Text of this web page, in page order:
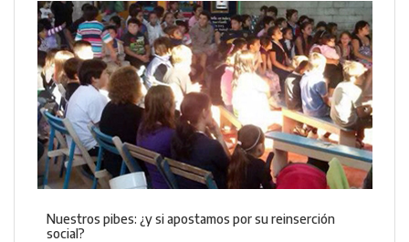
Nuestros pibes: ¿y si apostamos por su reinserción
social?